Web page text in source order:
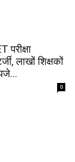
लाखों शिक्षकों
0